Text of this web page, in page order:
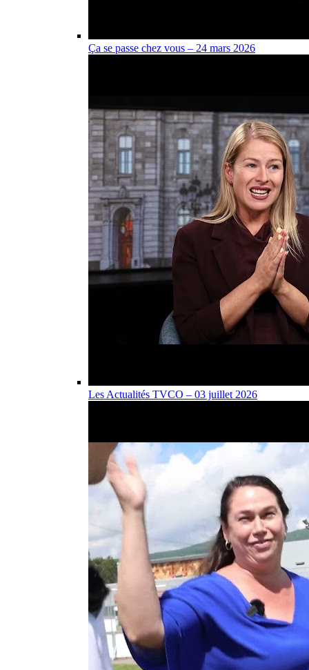
Ça se passe chez vous – 24 mars 2026
Les Actualités TVCO – 03 juillet 2026